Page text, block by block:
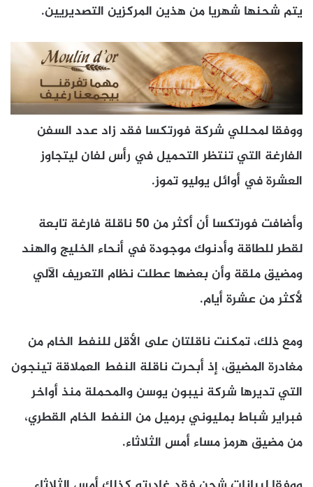
يتم شحنها شهريا من هذين المركزين التصديريين.
ووفقا لمحللي شركة فورتكسا فقد زاد عدد السفن
الفارغة التي تنتظر التحميل في رأس لفان ليتجاوز
العشرة في أوائل يوليو تموز.
وأضافت فورتكسا أن أكثر من ​50 ناقلة فارغة تابعة ​
لقطر للطاقة وأدنوك ⁠موجودة في أنحاء الخليج والهند
ومضيق ملقة وأن بعضها عطلت نظام التعريف الآلي
لأكثر من عشرة أيام.
ومع ذلك، تمكنت ناقلتان على الأقل للنفط الخام ​من
مغادرة المضيق، إذ أبحرت ناقلة النفط العملاقة تينجون
التي تديرها ​شركة نيبون ⁠يوسن والمحملة منذ أواخر
فبراير شباط بمليوني برميل من النفط الخام القطري،
من مضيق هرمز مساء أمس الثلاثاء.